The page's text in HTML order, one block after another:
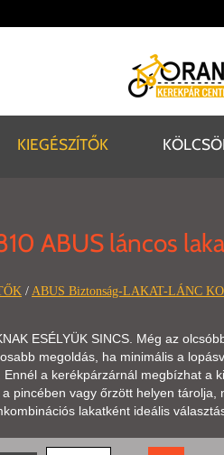
KIEGÉSZÍTŐK
ABUS láncos
/ ABUS Biztonság-LAKAT-LÁNC
ESÉLYÜK SINCS. Még az
megoldás, ha minimális a
Ennél a kerékpárzárnál megbízhat a
pincében vagy őrzött helyen tárolja,
lakatként ideális